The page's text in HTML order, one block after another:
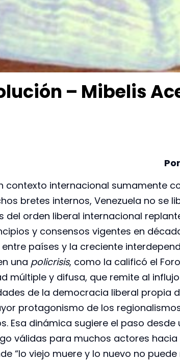
– Mibelis
contexto internacional sumamente
bretes internos, Venezuela no se
del orden liberal internacional
y consensos vigentes en
países y la creciente
una policrisis, como la calificó el
múltiple y difusa, que remite al
de la democracia liberal propia
protagonismo de los
Esa dinámica sugiere el paso desde
válidas para muchos actores
“lo viejo muere y lo nuevo no puede